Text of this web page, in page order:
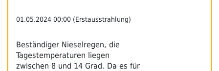
01.05.2024 00:00 (Erstausstrahlung)
Beständiger Nieselregen, die
Tagestemperaturen liegen
zwischen 8 und 14 Grad. Da es für